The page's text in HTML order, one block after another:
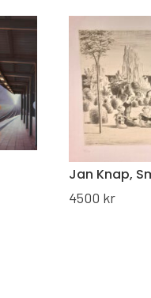
Jan Knap,
4500 kr